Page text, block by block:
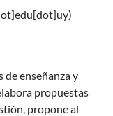
de enseñanza y
propuestas
propone al